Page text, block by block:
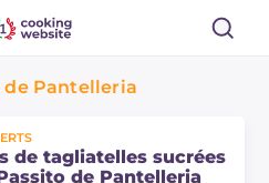
de Pantelleria
de tagliatelles sucrées
de Pantelleria